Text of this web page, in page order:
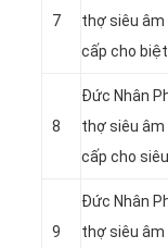
7
thợ siêu âm
cấp cho
8
Đức Nhân
thợ siêu âm
cấp cho
9
Đức Nhân
thợ siêu âm